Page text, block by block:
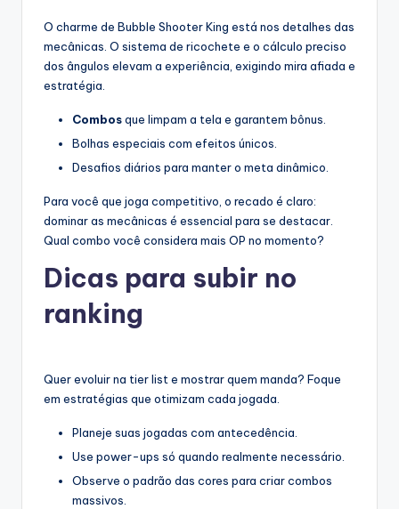
O charme de Bubble Shooter King está nos detalhes das
mecânicas. O sistema de ricochete e o cálculo preciso
dos ângulos elevam a experiência, exigindo mira afiada e
estratégia.
Combosque limpam a tela e garantem bônus.
Bolhas especiais com efeitos únicos.
Desafios diários para manter o meta dinâmico.
Para você que joga competitivo, o recado é claro:
dominar as mecânicas é essencial para se destacar.
Qual combo você considera mais OP no momento?
Dicas para subir no
ranking
Quer evoluir na tier list e mostrar quem manda? Foque
em estratégias que otimizam cada jogada.
Planeje suas jogadas com antecedência.
Use power-ups só quando realmente necessário.
Observe o padrão das cores para criar combos
massivos.